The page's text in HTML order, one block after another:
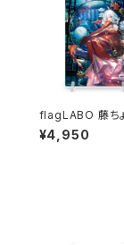
flagLABO 藤ち
ーロラアクリル
¥4,950